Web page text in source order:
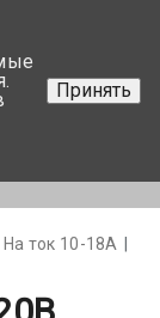
17-350-99-56
44-752-82-08
вопрос
На ток 10-18А
Принять